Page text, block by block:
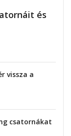
és
vissza a
csatornákat